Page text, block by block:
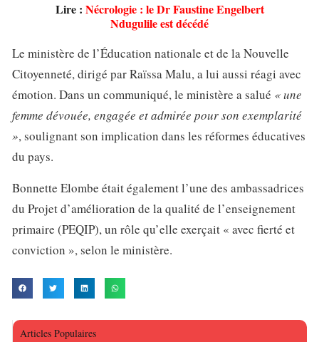
Lire : Nécrologie : le Dr Faustine Engelbert
Ndugulile est décédé
Le ministère de l’Éducation nationale et de la Nouvelle
Citoyenneté, dirigé par Raïssa Malu, a lui aussi réagi avec
émotion. Dans un communiqué, le ministère a salué « une
femme dévouée, engagée et admirée pour son exemplarité
», soulignant son implication dans les réformes éducatives
du pays.
Bonnette Elombe était également l’une des ambassadrices
du Projet d’amélioration de la qualité de l’enseignement
primaire (PEQIP), un rôle qu’elle exerçait « avec fierté et
conviction », selon le ministère.
Articles Populaires